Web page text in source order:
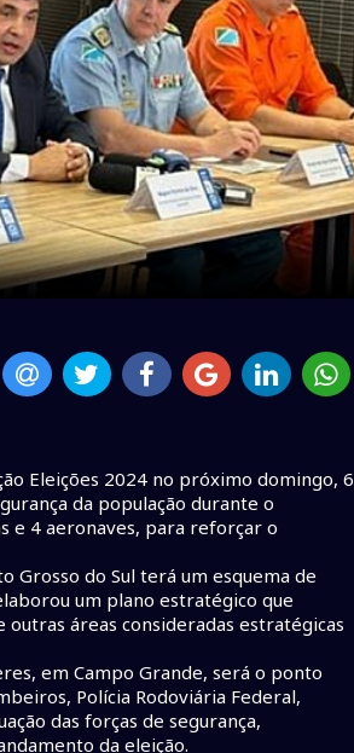
Eleições 2024 no próximo domingo, 6
da população durante o
e 4 aeronaves, para reforçar o
Grosso do Sul terá um esquema de
um plano estratégico que
áreas consideradas estratégicas
em Campo Grande, será o ponto
Polícia Rodoviária Federal,
das forças de segurança,
da eleição.